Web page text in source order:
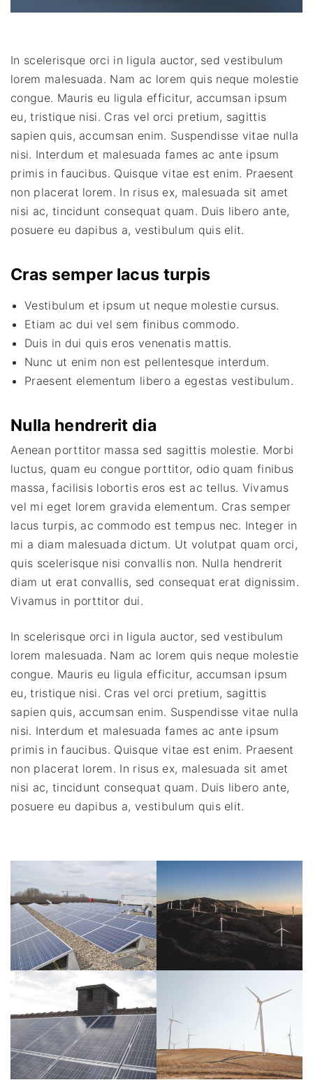
In scelerisque orci in ligula auctor, sed vestibulum
lorem malesuada. Nam ac lorem quis neque molestie
congue. Mauris eu ligula efficitur, accumsan ipsum
eu, tristique nisi. Cras vel orci pretium, sagittis
sapien quis, accumsan enim. Suspendisse vitae nulla
nisi. Interdum et malesuada fames ac ante ipsum
primis in faucibus. Quisque vitae est enim. Praesent
non placerat lorem. In risus ex, malesuada sit amet
nisi ac, tincidunt consequat quam. Duis libero ante,
posuere eu dapibus a, vestibulum quis elit.
Cras semper lacus turpis
Vestibulum et ipsum ut neque molestie cursus.
Etiam ac dui vel sem finibus commodo.
Duis in dui quis eros venenatis mattis.
Nunc ut enim non est pellentesque interdum.
Praesent elementum libero a egestas vestibulum.
Nulla hendrerit dia
Aenean porttitor massa sed sagittis molestie. Morbi
luctus, quam eu congue porttitor, odio quam finibus
massa, facilisis lobortis eros est ac tellus. Vivamus
vel mi eget lorem gravida elementum. Cras semper
lacus turpis, ac commodo est tempus nec. Integer in
mi a diam malesuada dictum. Ut volutpat quam orci,
quis scelerisque nisi convallis non. Nulla hendrerit
diam ut erat convallis, sed consequat erat dignissim.
Vivamus in porttitor dui.
In scelerisque orci in ligula auctor, sed vestibulum
lorem malesuada. Nam ac lorem quis neque molestie
congue. Mauris eu ligula efficitur, accumsan ipsum
eu, tristique nisi. Cras vel orci pretium, sagittis
sapien quis, accumsan enim. Suspendisse vitae nulla
nisi. Interdum et malesuada fames ac ante ipsum
primis in faucibus. Quisque vitae est enim. Praesent
non placerat lorem. In risus ex, malesuada sit amet
nisi ac, tincidunt consequat quam. Duis libero ante,
posuere eu dapibus a, vestibulum quis elit.